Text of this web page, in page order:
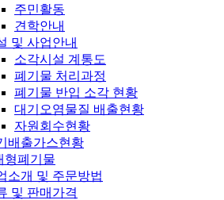
주민활동
견학안내
및 사업안내
소각시설 계통도
폐기물 처리과정
폐기물 반입 소각 현황
대기오염물질 배출현황
자원회수현황
배출가스현황
형폐기물
소개 및 주문방법
및 판매가격